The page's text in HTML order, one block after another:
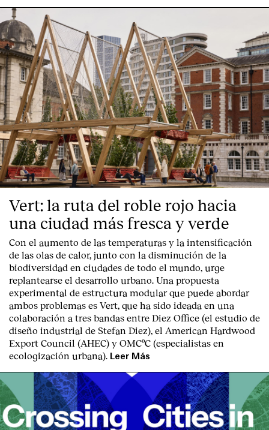
Vert: la ruta del roble rojo hacia
una ciudad más fresca y verde
Con el aumento de las temperaturas y la intensificación
de las olas de calor, junto con la disminución de la
biodiversidad en ciudades de todo el mundo, urge
replantearse el desarrollo urbano. Una propuesta
experimental de estructura modular que puede abordar
ambos problemas es Vert, que ha sido ideada en una
colaboración a tres bandas entre Diez Office (el estudio de
diseño industrial de Stefan Diez), el American Hardwood
Export Council (AHEC) y OMCºC (especialistas en
ecologización urbana). Leer Más